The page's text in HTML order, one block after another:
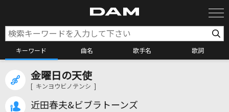
キーワード 曲名 歌手名 歌詞
カラオケ検索
金曜日の天使
[ キンヨウビノテンシ ]
近田春夫&ビブラトーンズ